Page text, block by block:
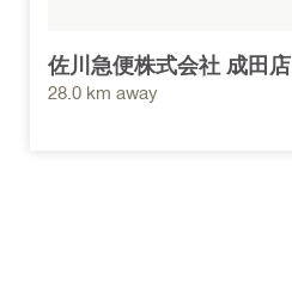
佐川急便株式会社 成田店
28.0 km away